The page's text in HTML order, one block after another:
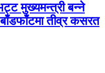
मुख्यमन्त्री बन्ने
तीव्र कसरत